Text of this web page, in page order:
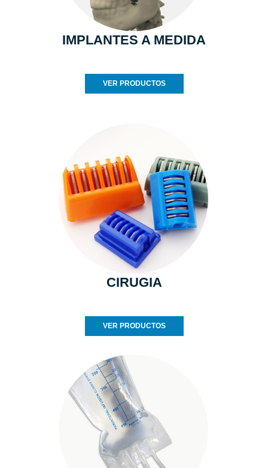
IMPLANTES A MEDIDA
VER PRODUCTOS
CIRUGIA
VER PRODUCTOS